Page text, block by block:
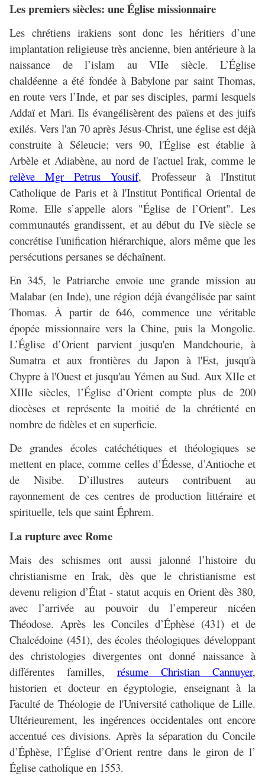
Les premiers siècles: une Église missionnaire
Les chrétiens irakiens sont donc les héritiers d’une
implantation religieuse très ancienne, bien antérieure à la
naissance de l’islam au VIIe siècle. L’Église
chaldéenne a été fondée à Babylone par saint Thomas,
en route vers l’Inde, et par ses disciples, parmi lesquels
Addaï et Mari. Ils évangélisèrent des païens et des juifs
exilés. Vers l'an 70 après Jésus-Christ, une église est déjà
construite à Séleucie; vers 90, l'Église est établie à
Arbèle et Adiabène, au nord de l'actuel Irak, comme le
relève Mgr Petrus Yousif, Professeur à l'Institut
Catholique de Paris et à l'Institut Pontifical Oriental de
Rome. Elle s’appelle alors "Église de l’Orient". Les
communautés grandissent, et au début du IVe siècle se
concrétise l'unification hiérarchique, alors même que les
persécutions persanes se déchaînent.
En 345, le Patriarche envoie une grande mission au
Malabar (en Inde), une région déjà évangélisée par saint
Thomas. À partir de 646, commence une véritable
épopée missionnaire vers la Chine, puis la Mongolie.
L’Église d’Orient parvient jusqu'en Mandchourie, à
Sumatra et aux frontières du Japon à l'Est, jusqu'à
Chypre à l'Ouest et jusqu'au Yémen au Sud. Aux XIIe et
XIIIe siècles, l’Église d’Orient compte plus de 200
diocèses et représente la moitié de la chrétienté en
nombre de fidèles et en superficie.
De grandes écoles catéchétiques et théologiques se
mettent en place, comme celles d’Édesse, d’Antioche et
de Nisibe. D’illustres auteurs contribuent au
rayonnement de ces centres de production littéraire et
spirituelle, tels que saint Éphrem.
La rupture avec Rome
Mais des schismes ont aussi jalonné l’histoire du
christianisme en Irak, dès que le christianisme est
devenu religion d’État - statut acquis en Orient dès 380,
avec l’arrivée au pouvoir du l’empereur nicéen
Théodose. Après les Conciles d’Éphèse (431) et de
Chalcédoine (451), des écoles théologiques développant
des christologies divergentes ont donné naissance à
différentes familles, résume Christian Cannuyer,
historien et docteur en égyptologie, enseignant à la
Faculté de Théologie de l'Université catholique de Lille.
Ultérieurement, les ingérences occidentales ont encore
accentué ces divisions. Après la séparation du Concile
d’Éphèse, l’Église d’Orient rentre dans le giron de l’
Église catholique en 1553.